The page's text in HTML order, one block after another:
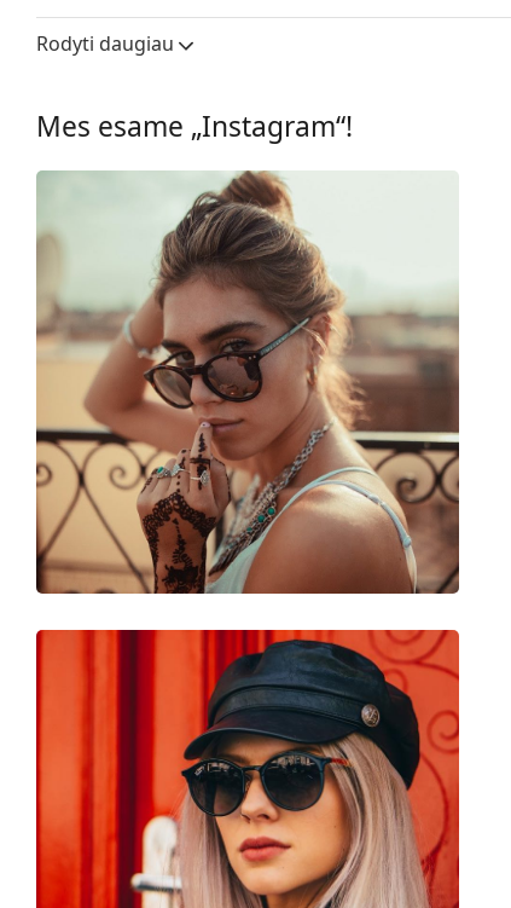
Lęšio plotis:
50 mm
Rėmelis
Rėmelių spalva:
Rėmelių medžiaga:
Dydis:
M
Plotis:
134 mm
Kojelės ilgis:
145 mm
Nosies tiltelio plotis:
22 mm
Svoris:
100 g
pagalvėlės:
Ne
Spyruokliniai vyriai:
Taip
Taip
Taip
Lytis:
Unisex
Akiniai nuo saulės
Prekės ženklas:
Levi´s
Naudojimas:
Madingi
Rodyti daugiau
Mes esame „Instagram“!